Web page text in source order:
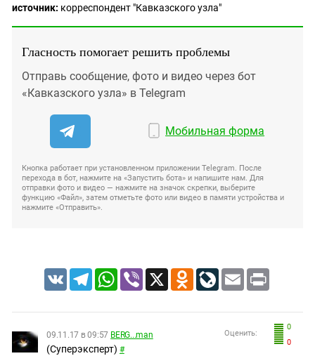
источник: корреспондент "Кавказского узла"
Гласность помогает решить проблемы
Отправь сообщение, фото и видео через бот
«Кавказского узла» в Telegram
Мобильная форма
Кнопка работает при установленном приложении Telegram. После
перехода в бот, нажмите на «Запустить бота» и напишите нам. Для
отправки фото и видео — нажмите на значок скрепки, выберите
функцию «Файл», затем отметьте фото или видео в памяти устройства и
нажмите «Отправить».
VK TelegramWhatsApp
Viber X Odnoklassniki
LiveJournal
Email Print
0
0
Оценить:
09.11.17 в 09:57 BERG...man
(Суперэксперт) #